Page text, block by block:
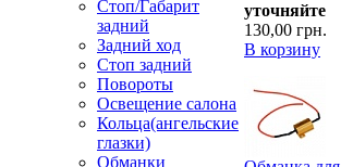
Стоп/Габарит
задний
Задний ход
Стоп задний
Повороты
Освещение салона
Кольца(ангельские
глазки)
Обманки
уточняйте
130,00 грн.
В корзину